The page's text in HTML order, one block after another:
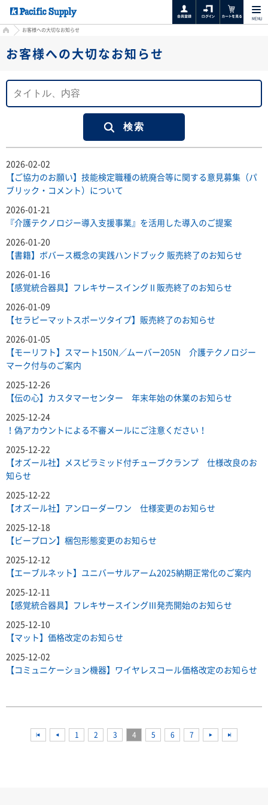
MENU
HOMEお客様への大切なお知らせ
お客様への大切なお知らせ
2026-02-02
【ご協力のお願い】技能検定職種の統廃合等に関する意見募集（パ
ブリック・コメント）について
2026-01-21
『介護テクノロジー導入支援事業』を活用した導入のご提案
2026-01-20
【書籍】ボバース概念の実践ハンドブック 販売終了のお知らせ
2026-01-16
【感覚統合器具】フレキサースイングⅡ販売終了のお知らせ
2026-01-09
【セラピーマットスポーツタイプ】販売終了のお知らせ
2026-01-05
【モーリフト】スマート150N／ムーバー205N 介護テクノロジー
マーク付与のご案内
2025-12-26
【伝の心】カスタマーセンター 年末年始の休業のお知らせ
2025-12-24
！偽アカウントによる不審メールにご注意ください！
2025-12-22
【オズール社】メスピラミッド付チューブクランプ 仕様改良のお
知らせ
2025-12-22
【オズール社】アンローダーワン 仕様変更のお知らせ
2025-12-18
【ビープロン】梱包形態変更のお知らせ
2025-12-12
【エーブルネット】ユニバーサルアーム2025納期正常化のご案内
2025-12-11
【感覚統合器具】フレキサースイングⅢ発売開始のお知らせ
2025-12-10
【マット】価格改定のお知らせ
2025-12-02
【コミュニケーション機器】ワイヤレスコール価格改定のお知らせ
1 2 3 4 5 6 7